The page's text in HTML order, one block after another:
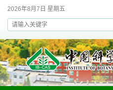
2026年8月7日 星期五